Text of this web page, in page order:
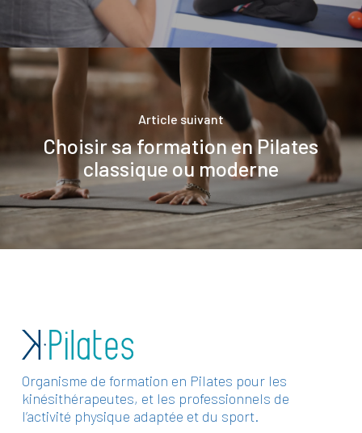
Article suivant
Choisir sa formation en Pilates
classique ou moderne
Organisme de formation en Pilates pour les
kinésithérapeutes, et les professionnels de
l’activité physique adaptée et du sport.